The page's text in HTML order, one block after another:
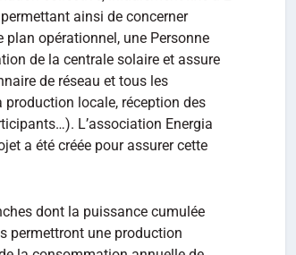
ainsi de concerner
plan opérationnel, une Personne
de la centrale solaire et assure
de réseau et tous les
production locale, réception des
L’association Energia
a été créée pour assurer cette
dont la puissance cumulée
permettront une production